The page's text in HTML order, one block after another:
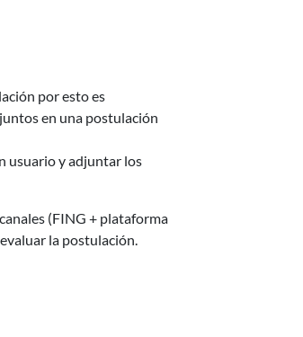
por esto es
en una postulación
usuario y adjuntar los
(FING + plataforma
la postulación.